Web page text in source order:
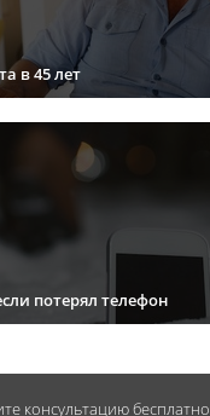
в 45 лет
потерял телефон
консультациюбесплатно